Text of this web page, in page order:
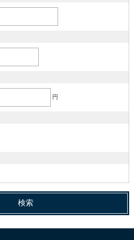
円